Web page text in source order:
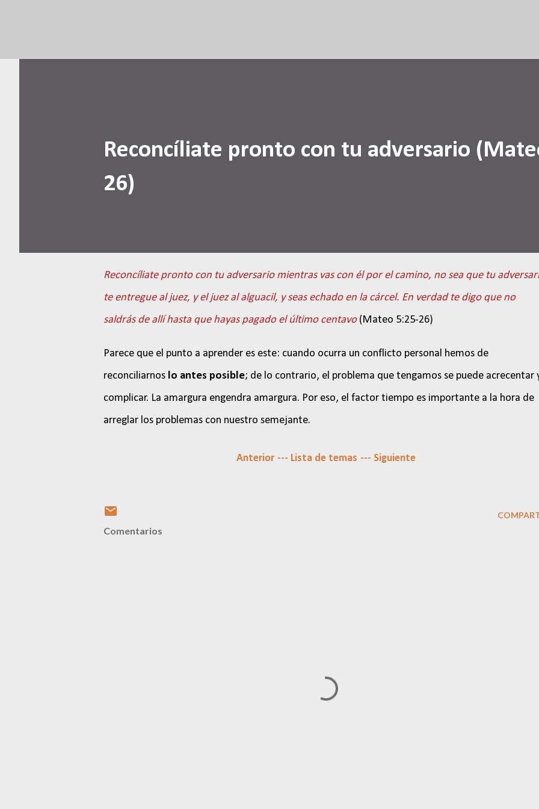
Reconcíliate pronto con tu adversario
26)
Reconcíliate pronto con tu adversario mientras vas con él por el camino, no sea que tu
te entregue al juez, y el juez al alguacil, y seas echado en la cárcel. En verdad te digo que no
saldrás de allí hasta que hayas pagado el último centavo(Mateo 5:25-26)
Parece que el punto a aprender es este: cuando ocurra un conflicto personal hemos de
reconciliarnos lo antes posible; de lo contrario, el problema que tengamos se puede acrecentar
complicar. La amargura engendra amargura. Por eso, el factor tiempo es importante a la hora de
arreglar los problemas con nuestro semejante.
Anterior --- Lista de temas --- Siguiente
Comentarios